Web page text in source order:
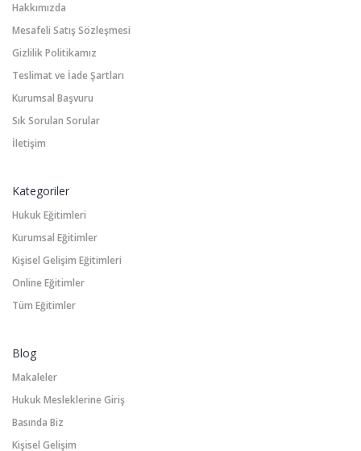
Hakkımızda
Mesafeli Satış Sözleşmesi
Gizlilik Politikamız
Teslimat ve İade Şartları
Kurumsal Başvuru
Sık Sorulan Sorular
İletişim
Kategoriler
Hukuk Eğitimleri
Kurumsal Eğitimler
Kişisel Gelişim Eğitimleri
Online Eğitimler
Tüm Eğitimler
Blog
Makaleler
Hukuk Mesleklerine Giriş
Basında Biz
Kişisel Gelişim